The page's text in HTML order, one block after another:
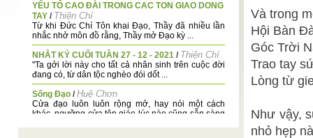
YẾU TỐ CAO ĐÀI TRONG CAC TON GIAO DONG
TAY / Thiện Chí
Từ khi Đức Chí Tôn khai Đạo, Thầy đã nhiều lần
nhắc nhở môn đồ rằng, Thầy mở Đạo kỳ ...
NHÂT KÝ CUỐI TUẦN 27 - 12 - 2021 / Thiện Chí
"Ta gởi lời này cho tất cả nhân sinh trên cuộc đời
đang có, từ dân tộc nghèo đói dốt ...
Sống Đạo /Huệ Chơn
Cửa đạo luôn luôn rộng mở, hay nói một cách
khác, ngưỡng cửa tôn giáo lúc nào cũng sẵn sàng
Và trong
Hội Bàn
Góc Trời
Trao tay
Lòng từ
Như vậy,
nhỏ hẹp